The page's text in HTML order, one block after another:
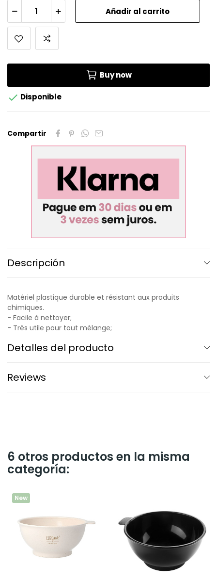
Añadir al carrito
Buy now
 Disponible
Compartir
Descripción
Matériel plastique durable et résistant aux produits
chimiques.
- Facile à nettoyer;
- Très utile pour tout mélange;
Detalles del producto
Reviews
6 otros productos en la misma
categoría:
New